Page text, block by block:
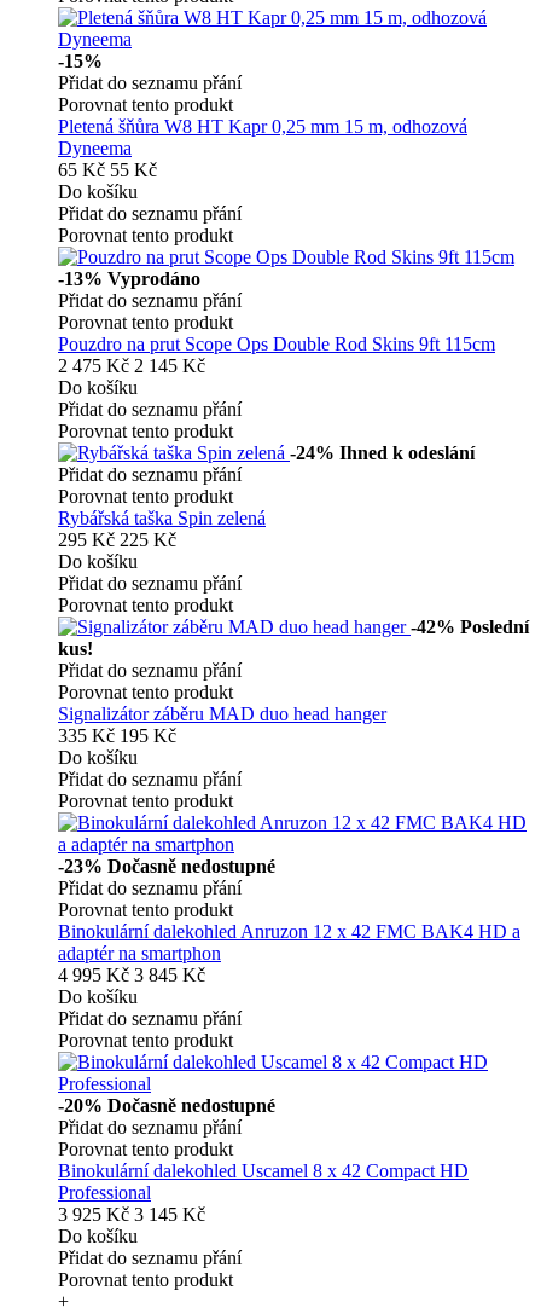
-15%
Přidat do seznamu přání
Porovnat tento produkt
Pletená šňůra W8 HT Kapr 0,25 mm 15 m, odhozová
Dyneema
65 Kč 55 Kč
Do košíku
Přidat do seznamu přání
Porovnat tento produkt
-13% Vyprodáno
Přidat do seznamu přání
Porovnat tento produkt
Pouzdro na prut Scope Ops Double Rod Skins 9ft 115cm
2 475 Kč 2 145 Kč
Do košíku
Přidat do seznamu přání
Porovnat tento produkt
-24% Ihned k odeslání
Přidat do seznamu přání
Porovnat tento produkt
Rybářská taška Spin zelená
295 Kč 225 Kč
Do košíku
Přidat do seznamu přání
Porovnat tento produkt
-42% Poslední
kus!
Přidat do seznamu přání
Porovnat tento produkt
Signalizátor záběru MAD duo head hanger
335 Kč 195 Kč
Do košíku
Přidat do seznamu přání
Porovnat tento produkt
-23% Dočasně nedostupné
Přidat do seznamu přání
Porovnat tento produkt
Binokulární dalekohled Anruzon 12 x 42 FMC BAK4 HD a
adaptér na smartphon
4 995 Kč 3 845 Kč
Do košíku
Přidat do seznamu přání
Porovnat tento produkt
-20% Dočasně nedostupné
Přidat do seznamu přání
Porovnat tento produkt
Binokulární dalekohled Uscamel 8 x 42 Compact HD
Professional
3 925 Kč 3 145 Kč
Do košíku
Přidat do seznamu přání
Porovnat tento produkt
+